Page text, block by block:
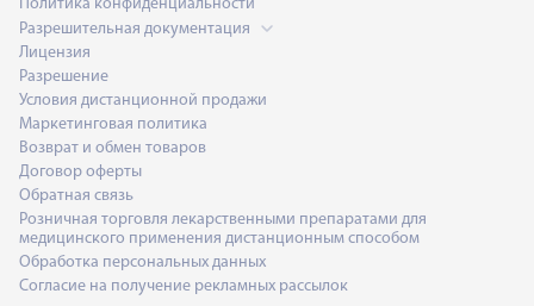
Политика конфиденциальности
Разрешительная документация
Лицензия
Разрешение
Условия дистанционной продажи
Маркетинговая политика
Возврат и обмен товаров
Договор оферты
Обратная связь
Розничная торговля лекарственными препаратами для
медицинского применения дистанционным способом
Обработка персональных данных
Согласие на получение рекламных рассылок